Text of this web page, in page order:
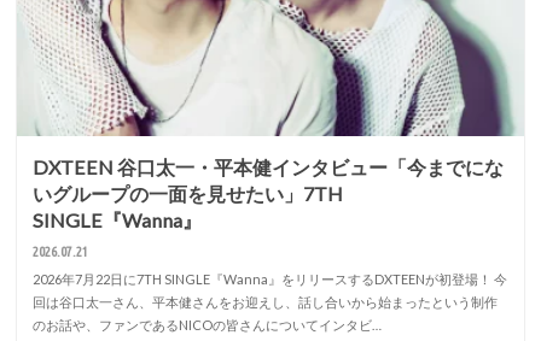
DXTEEN 谷口太一・平本健インタビュー「今までにな
いグループの一面を見せたい」7TH
SINGLE『Wanna』
2026.07.21
2026年7月22日に7TH SINGLE『Wanna』をリリースするDXTEENが初登場！ 今
回は谷口太一さん、平本健さんをお迎えし、話し合いから始まったという制作
のお話や、ファンであるNICOの皆さんについてインタビ…